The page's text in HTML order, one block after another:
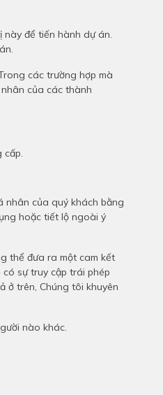
này để tiến hành dự án.
các trường hợp mà
của các thành
cấp.
nhân của quý khách bằng
hoặc tiết lộ ngoài ý
thể đưa ra một cam kết
sự truy cập trái phép
ở trên, Chúng tôi khuyên
nào khác.